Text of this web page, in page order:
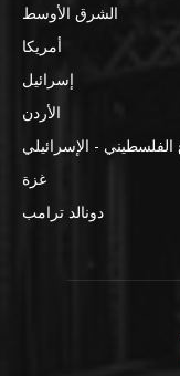
الشرق الأوسط
أمريكا
إسرائيل
الأردن
الفلسطيني - الإسرائيلي
غزة
دونالد ترامب